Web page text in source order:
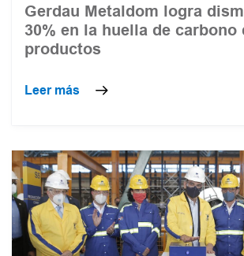
Gerdau Metaldom logra
30% en la huella de carbono
productos
Leer más